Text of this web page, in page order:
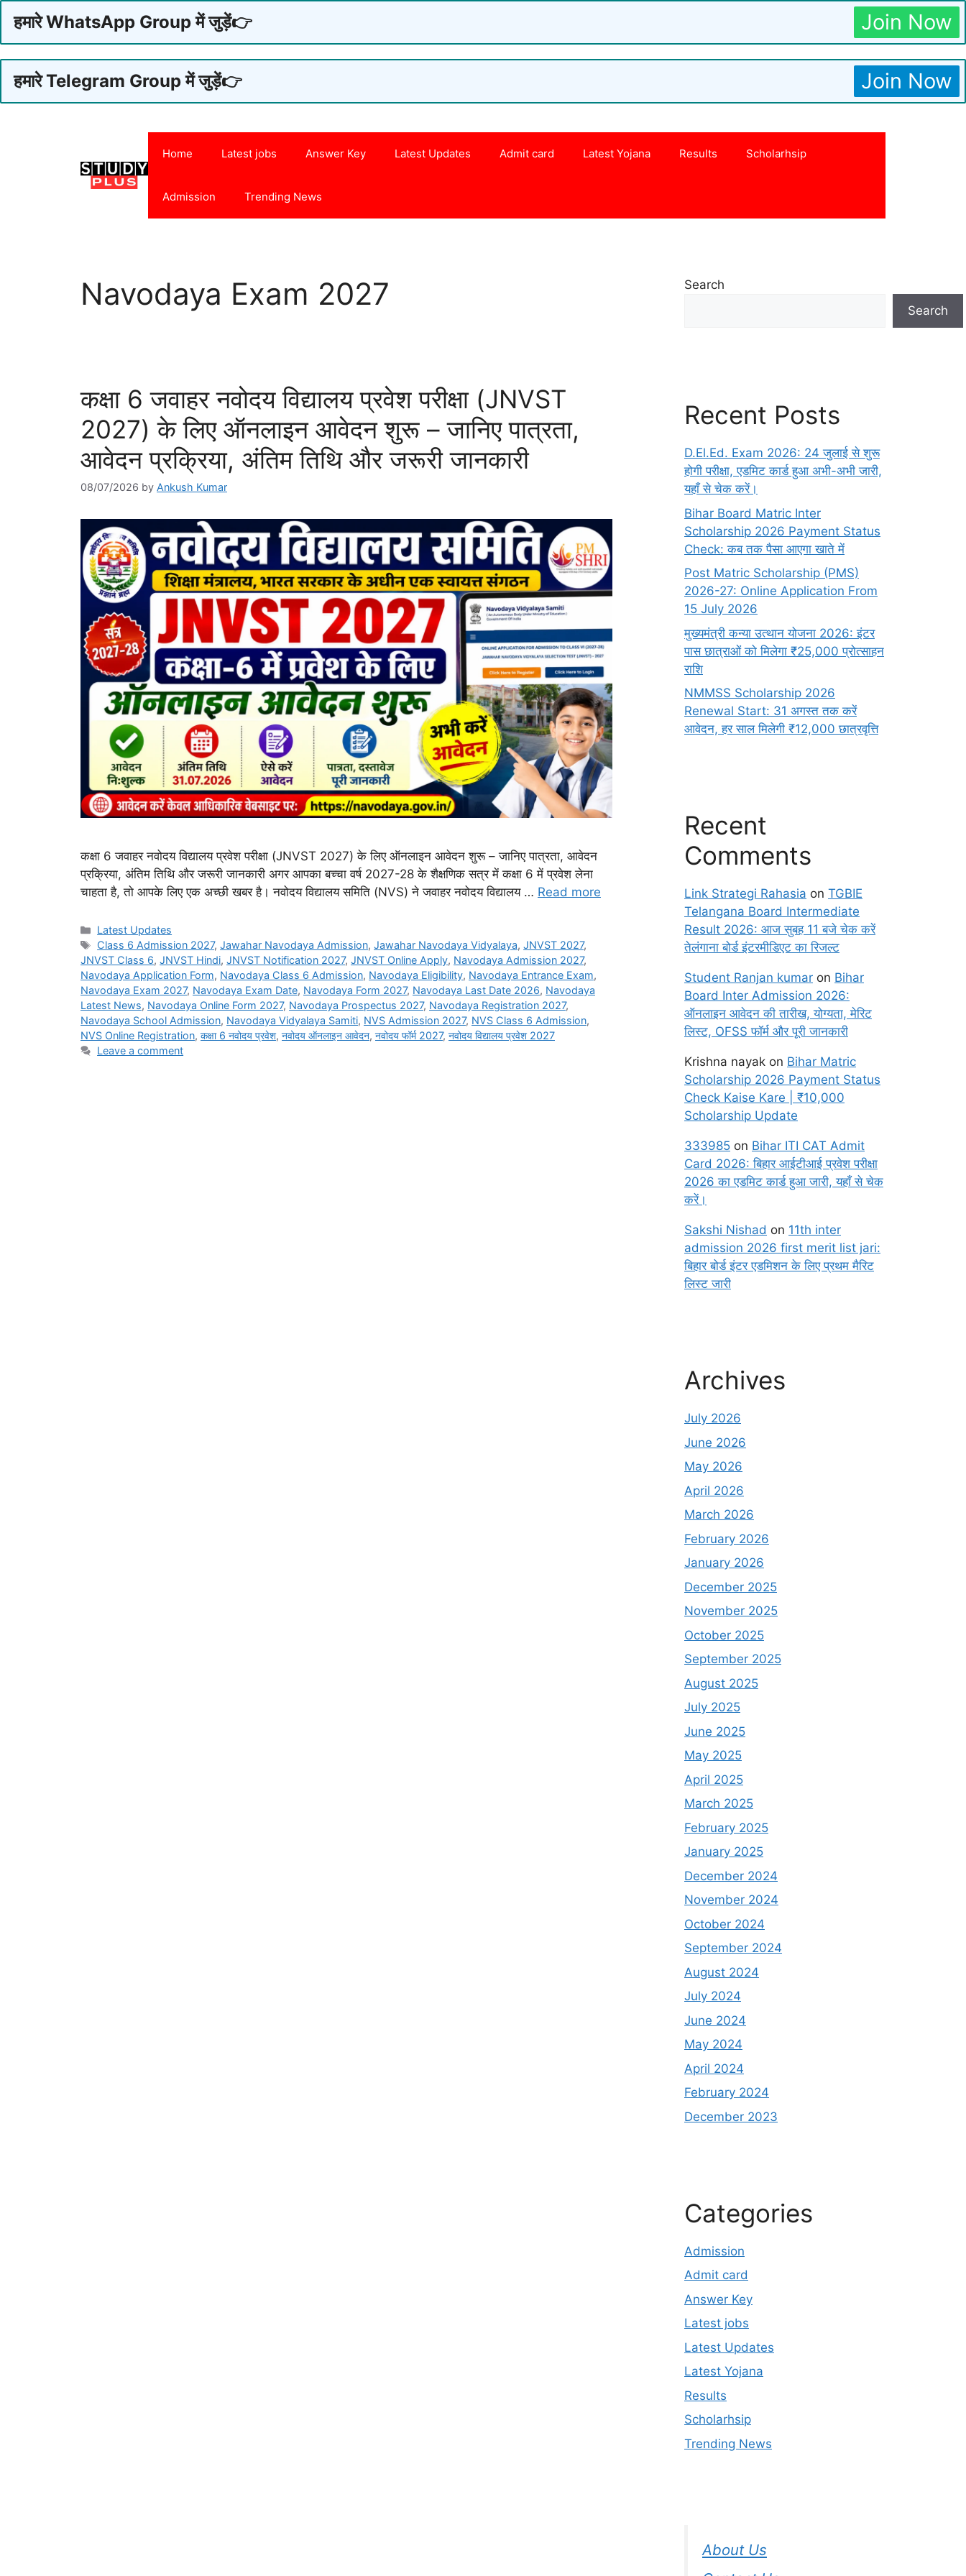
हमारे WhatsApp Group में जुड़ें👉 Join Now
हमारे Telegram Group में जुड़ें👉 Join Now
Home Latest jobs Answer Key Latest Updates Admit card Latest Yojana Results Scholarhsip
Admission Trending News
Navodaya Exam 2027
कक्षा 6 जवाहर नवोदय विद्यालय प्रवेश परीक्षा (JNVST
2027) के लिए ऑनलाइन आवेदन शुरू – जानिए पात्रता,
आवेदन प्रक्रिया, अंतिम तिथि और जरूरी जानकारी
08/07/2026 by Ankush Kumar
कक्षा 6 जवाहर नवोदय विद्यालय प्रवेश परीक्षा (JNVST 2027) के लिए ऑनलाइन आवेदन शुरू – जानिए पात्रता, आवेदन
प्रक्रिया, अंतिम तिथि और जरूरी जानकारी अगर आपका बच्चा वर्ष 2027-28 के शैक्षणिक सत्र में कक्षा 6 में प्रवेश लेना
चाहता है, तो आपके लिए एक अच्छी खबर है। नवोदय विद्यालय समिति (NVS) ने जवाहर नवोदय विद्यालय … Read more
Categories
Latest Updates
Tags
Class 6 Admission 2027,Jawahar Navodaya Admission,Jawahar Navodaya Vidyalaya,JNVST 2027,
JNVST Class 6, JNVST Hindi, JNVST Notification 2027, JNVST Online Apply, Navodaya Admission 2027,
Navodaya Application Form, Navodaya Class 6 Admission, Navodaya Eligibility, Navodaya Entrance Exam,
Navodaya Exam 2027, Navodaya Exam Date, Navodaya Form 2027, Navodaya Last Date 2026, Navodaya
Latest News, Navodaya Online Form 2027, Navodaya Prospectus 2027, Navodaya Registration 2027,
Navodaya School Admission, Navodaya Vidyalaya Samiti, NVS Admission 2027, NVS Class 6 Admission,
NVS Online Registration, कक्षा 6 नवोदय प्रवेश, नवोदय ऑनलाइन आवेदन, नवोदय फॉर्म 2027, नवोदय विद्यालय प्रवेश 2027
Leave a comment
Search
Search
Recent Posts
D.El.Ed. Exam 2026: 24 जुलाई से शुरू
होगी परीक्षा, एडमिट कार्ड हुआ अभी-अभी जारी,
यहाँ से चेक करें।
Bihar Board Matric Inter
Scholarship 2026 Payment Status
Check: कब तक पैसा आएगा खाते में
Post Matric Scholarship (PMS)
2026-27: Online Application From
15 July 2026
मुख्यमंत्री कन्या उत्थान योजना 2026: इंटर
पास छात्राओं को मिलेगा ₹25,000 प्रोत्साहन
राशि
NMMSS Scholarship 2026
Renewal Start: 31 अगस्त तक करें
आवेदन, हर साल मिलेगी ₹12,000 छात्रवृत्ति
Recent
Comments
Link Strategi Rahasia on TGBIE
Telangana Board Intermediate
Result 2026: आज सुबह 11 बजे चेक करें
तेलंगाना बोर्ड इंटरमीडिएट का रिजल्ट
Student Ranjan kumar on Bihar
Board Inter Admission 2026:
ऑनलाइन आवेदन की तारीख, योग्यता, मेरिट
लिस्ट, OFSS फॉर्म और पूरी जानकारी
Krishna nayak on Bihar Matric
Scholarship 2026 Payment Status
Check Kaise Kare | ₹10,000
Scholarship Update
333985 on Bihar ITI CAT Admit
Card 2026: बिहार आईटीआई प्रवेश परीक्षा
2026 का एडमिट कार्ड हुआ जारी, यहाँ से चेक
करें।
Sakshi Nishad on 11th inter
admission 2026 first merit list jari:
बिहार बोर्ड इंटर एडमिशन के लिए प्रथम मैरिट
लिस्ट जारी
Archives
July 2026
June 2026
May 2026
April 2026
March 2026
February 2026
January 2026
December 2025
November 2025
October 2025
September 2025
August 2025
July 2025
June 2025
May 2025
April 2025
March 2025
February 2025
January 2025
December 2024
November 2024
October 2024
September 2024
August 2024
July 2024
June 2024
May 2024
April 2024
February 2024
December 2023
Categories
Admission
Admit card
Answer Key
Latest jobs
Latest Updates
Latest Yojana
Results
Scholarhsip
Trending News
About Us